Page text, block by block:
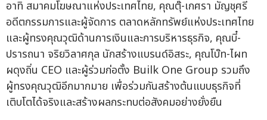
อาทิ สมาคมโฆษณาแห่งประเทศไทย, คุณตุ๊-เกศรา มัญชุศรี
อดีตกรรมการและผู้จัดการ ตลาดหลักทรัพย์แห่งประเทศไทย
และผู้ทรงคุณวุฒิด้านการเงินและการบริหารธุรกิจ, คุณบี๋-
ปรารถนา จริยวิลาศกุล นักสร้างแบรนด์อิสระ, คุณโบ๊ท-ไผท
ผดุงถิ่น CEO และผู้ร่วมก่อตั้ง Builk One Group รวมถึง
ผู้ทรงคุณวุฒิอีกมากมาย เพื่อร่วมกันสร้างต้นแบบธุรกิจที่
เติบโตได้จริงและสร้างผลกระทบต่อสังคมอย่างยั่งยืน